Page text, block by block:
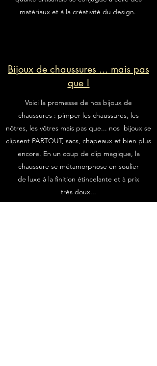
matériaux et à la créativité du design.
Bijoux de chaussures ... mais pas
que !
Voici la promesse de nos bijoux de
chaussures : pimper les chaussures, les
nôtres, les vôtres mais pas que... nos bijoux se
clipsent PARTOUT, sacs, chapeaux et bien plus
encore. En un coup de clip magique, la
chaussure se métamorphose en soulier
de luxe à la finition étincelante et à prix
très doux...
Essayez, vous verrez !